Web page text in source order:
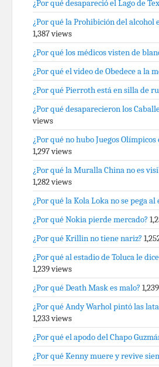
¿Por qué desapareció el Lago de
¿Por qué la Prohibición del alcohol
1,387 views
¿Por qué los médicos visten de
¿Por qué el video de Obedece a la
¿Por qué Pierroth está en silla de
¿Por qué desaparecieron los
views
¿Por qué no hubo Juegos Olímpicos
1,297 views
¿Por qué la Muralla China no es
1,282 views
¿Por qué la Kola Loka no se pega al
¿Por qué Nokia pierde mercado?
¿Por qué Krillin no tiene nariz?
¿Por qué al estadio de Toluca le
1,239 views
¿Por qué Death Mask es malo?
¿Por qué Andy Warhol pintó las
1,233 views
¿Por qué el apodo del Chapo
¿Por qué Kenny muere y revive